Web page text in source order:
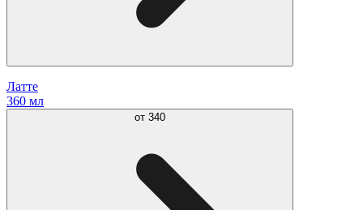
Латте
360 мл
от 340